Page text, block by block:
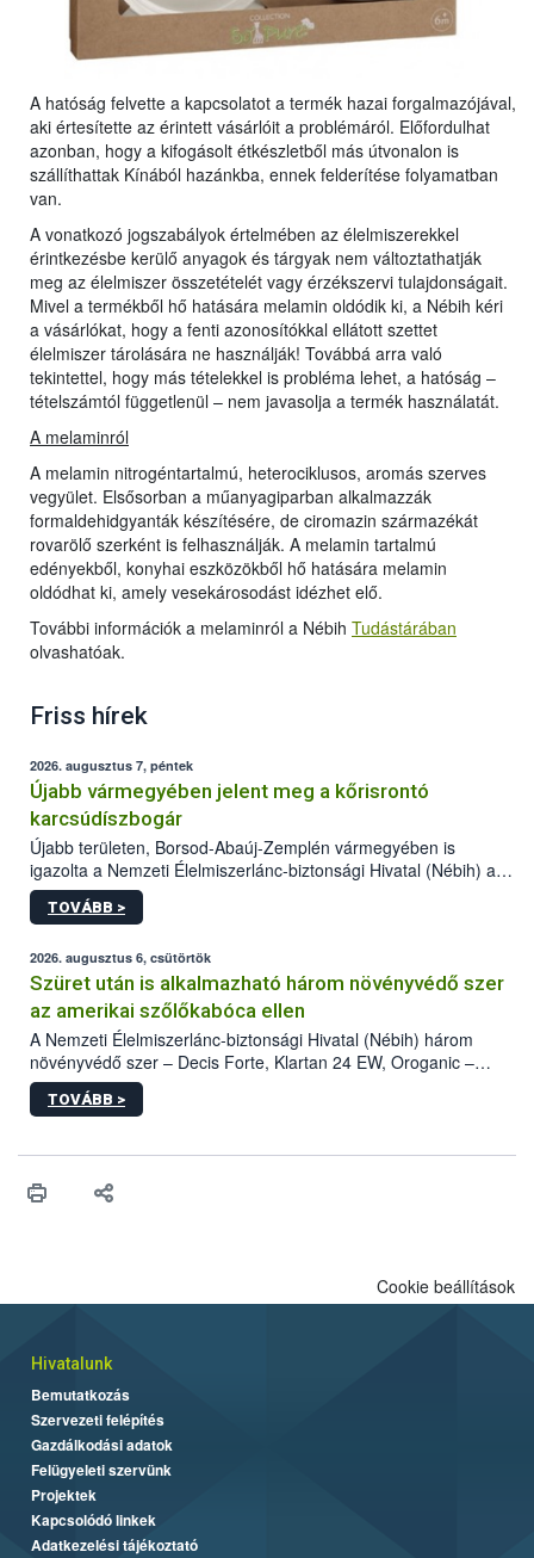
A hatóság felvette a kapcsolatot a termék hazai forgalmazójával,
aki értesítette az érintett vásárlóit a problémáról. Előfordulhat
azonban, hogy a kifogásolt étkészletből más útvonalon is
szállíthattak Kínából hazánkba, ennek felderítése folyamatban
van.
A vonatkozó jogszabályok értelmében az élelmiszerekkel
érintkezésbe kerülő anyagok és tárgyak nem változtathatják
meg az élelmiszer összetételét vagy érzékszervi tulajdonságait.
Mivel a termékből hő hatására melamin oldódik ki, a Nébih kéri
a vásárlókat, hogy a fenti azonosítókkal ellátott szettet
élelmiszer tárolására ne használják! Továbbá arra való
tekintettel, hogy más tételekkel is probléma lehet, a hatóság –
tételszámtól függetlenül – nem javasolja a termék használatát.
A melaminról
A melamin nitrogéntartalmú, heterociklusos, aromás szerves
vegyület. Elsősorban a műanyagiparban alkalmazzák
formaldehidgyanták készítésére, de ciromazin származékát
rovarölő szerként is felhasználják. A melamin tartalmú
edényekből, konyhai eszközökből hő hatására melamin
oldódhat ki, amely vesekárosodást idézhet elő.
További információk a melaminról a Nébih Tudástárában
olvashatóak.
Friss hírek
2026. augusztus 7, péntek
Újabb vármegyében jelent meg a kőrisrontó
karcsúdíszbogár
Újabb területen, Borsod-Abaúj-Zemplén vármegyében is
igazolta a Nemzeti Élelmiszerlánc-biztonsági Hivatal (Nébih) a
kőrisrontó karcsúdíszbogár (Agrilus planipennis) jelenlétét. A
kártevőt nem csak színcsapdában találták meg, de már fertőzött
az intenzív felderítést, emellett az intézkedéseket a szlovák
hatósággal is összehangolják a terjedés megállítása érdekében.
TOVÁBB >
2026. augusztus 6, csütörtök
Szüret után is alkalmazható három növényvédő szer
az amerikai szőlőkabóca ellen
A Nemzeti Élelmiszerlánc-biztonsági Hivatal (Nébih) három
növényvédő szer – Decis Forte, Klartan 24 EW, Oroganic –
engedélyokiratát módosította, így azok a szüretet követően,
egészen a vesszőérettség (BBCH 91) stádiumáig
érésű szőlőkben is legyen lehetőség a károsító elleni további
felhasználók számára is elérhető és ökológiai termesztésben is
TOVÁBB >
Cookie beállítások
Hivatalunk
Bemutatkozás
Szervezeti felépítés
Gazdálkodási adatok
Felügyeleti szervünk
Projektek
Kapcsolódó linkek
Adatkezelési tájékoztató